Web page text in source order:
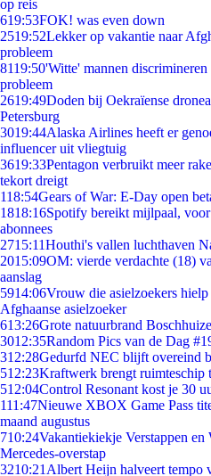
op reis
619:53FOK! was even down
2519:52Lekker op vakantie naar
probleem
8119:50'Witte' mannen
probleem
2619:49Doden bij Oekraïense
Petersburg
3019:44Alaska Airlines heeft er
influencer uit vliegtuig
3619:33Pentagon verbruikt meer
tekort dreigt
118:54Gears of War: E-Day open
1818:16Spotify bereikt mijlpaal,
abonnees
2715:11Houthi's vallen luchthaven
2015:09OM: vierde verdachte (18)
aanslag
5914:06Vrouw die asielzoekers
Afghaanse asielzoeker
613:26Grote natuurbrand
3012:35Random Pics van de Dag
312:28Gedurfd NEC blijft overeind
512:23Kraftwerk brengt ruimteschip
512:04Control Resonant kost je 30
111:47Nieuwe XBOX Game Pass
maand augustus
710:24Vakantiekiekje Verstappen
Mercedes-overstap
3210:21 Albert Heijn halveert tempo